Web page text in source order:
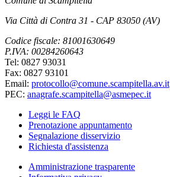
Via Città di Contra 31 - CAP 83050 (AV)
Codice fiscale: 81001630649
P.IVA: 00284260643
Tel: 0827 93031
Fax: 0827 93101
Email: protocollo@comune.scampitella.av.it
PEC: anagrafe.scampitella@asmepec.it
Leggi le FAQ
Prenotazione appuntamento
Segnalazione disservizio
Richiesta d'assistenza
Amministrazione trasparente